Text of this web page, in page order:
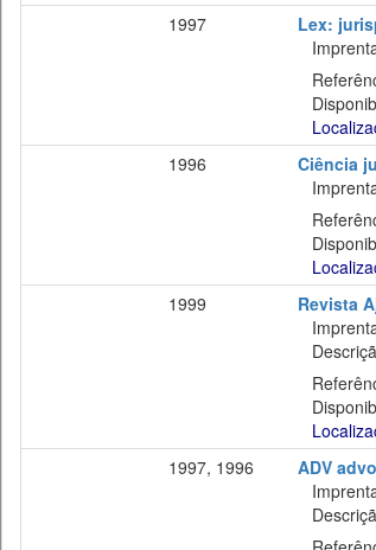
1997
Lex:
1996
Ciência
1999
Revista
1997, 1996
ADV